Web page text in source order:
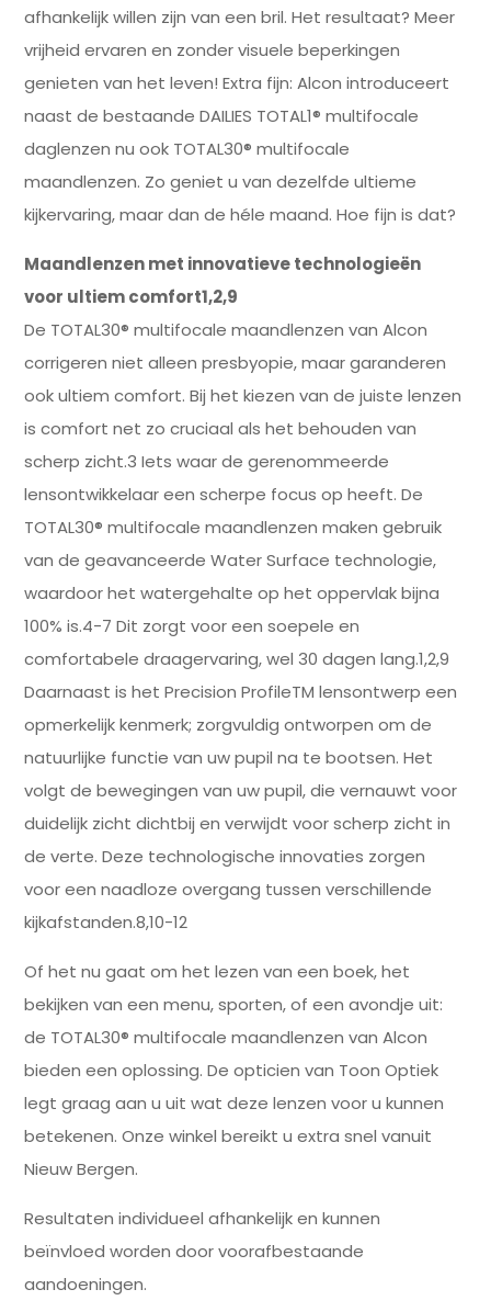
afhankelijk willen zijn van een bril. Het resultaat? Meer
vrijheid ervaren en zonder visuele beperkingen
genieten van het leven! Extra fijn: Alcon introduceert
naast de bestaande DAILIES TOTAL1® multifocale
daglenzen nu ook TOTAL30® multifocale
maandlenzen. Zo geniet u van dezelfde ultieme
kijkervaring, maar dan de héle maand. Hoe fijn is dat?
Maandlenzen met innovatieve technologieën
voor ultiem comfort1,2,9
De TOTAL30® multifocale maandlenzen van Alcon
corrigeren niet alleen presbyopie, maar garanderen
ook ultiem comfort. Bij het kiezen van de juiste lenzen
is comfort net zo cruciaal als het behouden van
scherp zicht.3 Iets waar de gerenommeerde
lensontwikkelaar een scherpe focus op heeft. De
TOTAL30® multifocale maandlenzen maken gebruik
van de geavanceerde Water Surface technologie,
waardoor het watergehalte op het oppervlak bijna
100% is.4-7 Dit zorgt voor een soepele en
comfortabele draagervaring, wel 30 dagen lang.1,2,9
Daarnaast is het Precision ProfileTM lensontwerp een
opmerkelijk kenmerk; zorgvuldig ontworpen om de
natuurlijke functie van uw pupil na te bootsen. Het
volgt de bewegingen van uw pupil, die vernauwt voor
duidelijk zicht dichtbij en verwijdt voor scherp zicht in
de verte. Deze technologische innovaties zorgen
voor een naadloze overgang tussen verschillende
kijkafstanden.8,10-12
Of het nu gaat om het lezen van een boek, het
bekijken van een menu, sporten, of een avondje uit:
de TOTAL30® multifocale maandlenzen van Alcon
bieden een oplossing. De opticien van Toon Optiek
legt graag aan u uit wat deze lenzen voor u kunnen
betekenen. Onze winkel bereikt u extra snel vanuit
Nieuw Bergen.
Resultaten individueel afhankelijk en kunnen
beïnvloed worden door voorafbestaande
aandoeningen.